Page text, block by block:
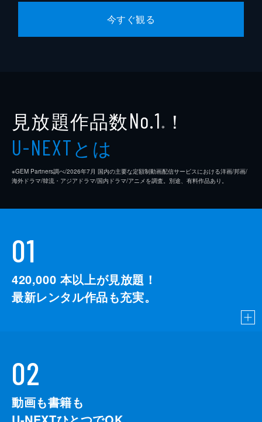
今すぐ観る
見放題作品数No.1 ※ ！
U-NEXTとは
※GEM Partners調べ/2026年7⽉ 国内の主要な定額制動画配信サービスにおける洋画/邦画/
海外ドラマ/韓流・アジアドラマ/国内ドラマ/アニメを調査。別途、有料作品あり。
01
420,000 本以上が見放題！
最新レンタル作品も充実。
02
動画も書籍も